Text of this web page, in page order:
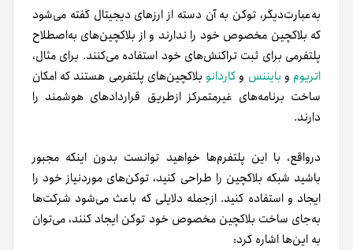
به‌عبارت‌دیگر، توکن به آن دسته از ارزهای دیجیتال گفته می‌شود
که بلاکچین مخصوص خود را ندارند و از بلاکچین‌های به‌اصطلاح
پلتفرمی برای ثبت تراکنش‌های خود استفاده می‌کنند. برای مثال،
اتریوم و بایننس و کاردانو بلاکچین‌های پلتفرمی هستند که امکان
ساخت برنامه‌های غیرمتمرکز از‌طریق قرارداد‌های هوشمند را
دارند.
در‌واقع، با این پلتفرم‌ها خواهید توانست بدون اینکه مجبور
باشید شبکه بلاکچین را طراحی کنید، توکن‌های مورد‌نیاز خود را
ایجاد و استفاده کنید. ازجمله دلایلی که باعث می‌شود شرکت‌ها
به‌جای ساخت بلاکچین مخصوص خود توکن ایجاد کنند، می‌توان
به این‌ها اشاره کرد: